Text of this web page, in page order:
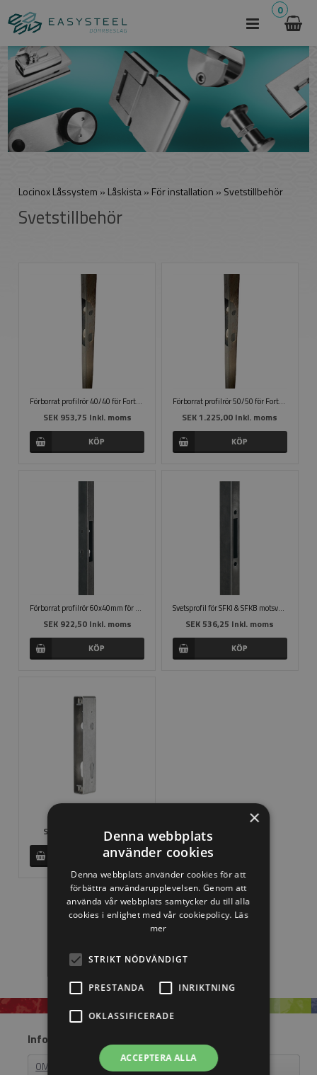
0
Locinox Låssystem » Låskista» För installation » Svetstillbehör
Svetstillbehör
Förborrat profilrör 40/40 för Fortylock
SEK 953,75 Inkl. moms
Förborrat profilrör 50/50 för Fortylock
SEK 1.225,00 Inkl. moms
Förborrat profilrör 60x40mm för H-Metal
SEK 922,50 Inkl. moms
Svetsprofil för SFKI & SFKB motsvarighet
SEK 536,25 Inkl. moms
SEK 298,75 Inkl. moms
Information
OM EASYSTEEL
×
Denna webbplats
använder cookies
Denna webbplats använder cookies för att
förbättra användarupplevelsen. Genom att
använda vår webbplats samtycker du till alla
cookies i enlighet med vår cookiepolicy. Läs
mer
STRIKT NÖDVÄNDIGT
PRESTANDA INRIKTNING
OKLASSIFICERADE
ACCEPTERA ALLA